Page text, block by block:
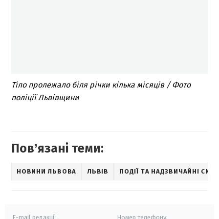
Тіло пролежало біля річки кілька місяців / Фото
поліції Львівщини
Повʼязані теми:
НОВИНИ ЛЬВОВА ЛЬВІВ ПОДІЇ ТА НАДЗВИЧАЙНІ
E-mail редакції Номер телефону: